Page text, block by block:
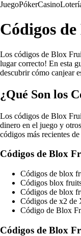
JuegoPókerCasino
Códigos
Los códigos de Blox
lugar correcto! En esta
descubrir cómo canjear
¿Qué Son los
Los códigos de Blox
dinero en el juego y
códigos más recientes
Códigos de Blox
Códigos de blox
Códigos blox
Códigos de blox
Códigos de x2 de
Código de Blox
Códigos de Blox